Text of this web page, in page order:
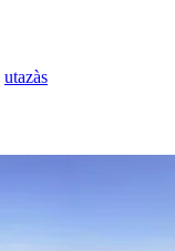
utazàs